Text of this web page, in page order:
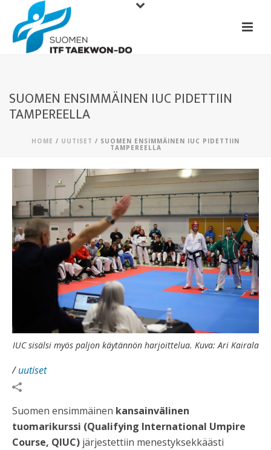
SUOMEN ENSIMMÄINEN IUC PIDETTIIN
TAMPEREELLA
HOME / UUTISET / SUOMEN ENSIMMÄINEN IUC PIDETTIIN
TAMPEREELLA
IUC sisälsi myös paljon käytännön harjoittelua. Kuva: Ari Kairala
/uutiset
Suomen ensimmäinen kansainvälinen
tuomarikurssi (Qualifying International Umpire
Course, QIUC) järjestettiin menestyksekkäästi